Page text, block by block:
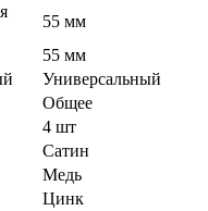
55 мм
55 мм
Универсальный
Общее
4 шт
Сатин
Медь
Цинк